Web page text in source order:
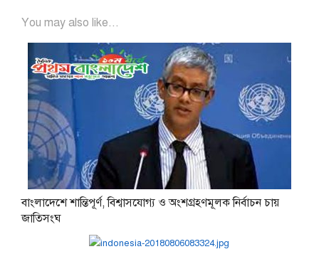
You may also like...
বাংলাদেশে শান্তিপূর্ণ, বিশ্বাসযোগ্য ও অংশগ্রহণমূলক নির্বাচন চায়
জাতিসংঘ